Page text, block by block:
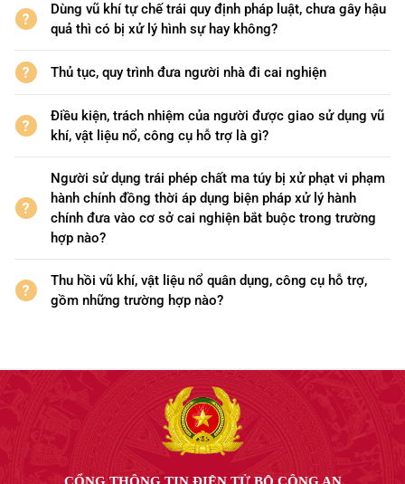
Dùng vũ khí tự chế trái quy định pháp luật, chưa gây hậu
quả thì có bị xử lý hình sự hay không?
Thủ tục, quy trình đưa người nhà đi cai nghiện
Điều kiện, trách nhiệm của người được giao sử dụng vũ
khí, vật liệu nổ, công cụ hỗ trợ là gì?
Người sử dụng trái phép chất ma túy bị xử phạt vi phạm
hành chính đồng thời áp dụng biện pháp xử lý hành
chính đưa vào cơ sở cai nghiện bắt buộc trong trường
hợp nào?
Thu hồi vũ khí, vật liệu nổ quân dụng, công cụ hỗ trợ,
gồm những trường hợp nào?